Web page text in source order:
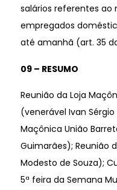
salários referentes ao
empregados
até amanhã (art. 35
09 – RESUMO
Reunião da Loja
(venerável Ivan
Maçônica União
Guimarães); Reunião
Modesto de Souza);
5ª feira da Semana